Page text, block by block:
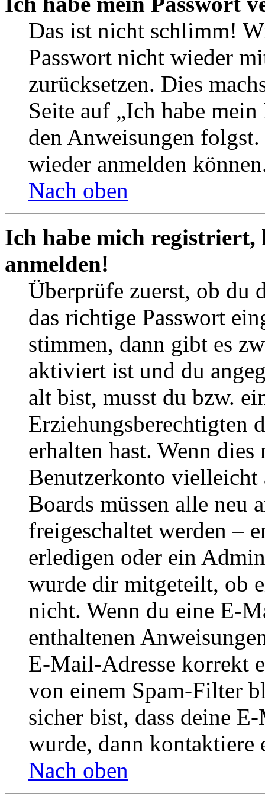
Das ist nicht schlimm!
Passwort nicht wieder
zurücksetzen. Dies
Seite auf „Ich habe
den Anweisungen
wieder anmelden
Nach oben
Ich habe mich
anmelden!
Überprüfe zuerst, ob du
das richtige Passwort
stimmen, dann gibt es
aktiviert ist und du
alt bist, musst du bzw.
Erziehungsberechtigten
erhalten hast. Wenn
Benutzerkonto
Boards müssen alle neu
freigeschaltet werden –
erledigen oder ein
wurde dir mitgeteilt, ob
nicht. Wenn du eine E-
enthaltenen
E-Mail-Adresse korrekt
von einem Spam-Filter
sicher bist, dass deine
wurde, dann kontaktiere
Nach oben